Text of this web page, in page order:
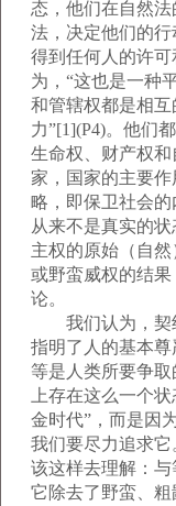
态，他们在自然
法，决定他们的
得到任何人的许可
为，“这也是一种
和管辖权都是相
力”[1](P4)。他们
生命权、财产权
家，国家的主要
略，即保卫社会
从来不是真实的
主权的原始（自
或野蛮威权的结
论。
我们认为，契
指明了人的基本
等是人类所要争
上存在这么一个
金时代”，而是因
我们要尽力追求
该这样去理解：与
它除去了野蛮、粗